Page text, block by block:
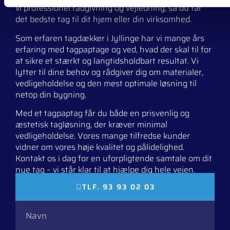
vi professionel rådgivning og vejledning, så du får
det bedste tag til dit hjem eller din virksomhed.
Som erfaren tagdækker i Jyllinge har vi mange års
erfaring med tagpaptage og ved, hvad der skal til for
at sikre et stærkt og langtidsholdbart resultat. Vi
lytter til dine behov og rådgiver dig om materialer,
vedligeholdelse og den mest optimale løsning til
netop din bygning.
Med et tagpaptag får du både en prisvenlig og
æstetisk tagløsning, der kræver minimal
vedligeholdelse. Vores mange tilfredse kunder
vidner om vores høje kvalitet og pålidelighed.
Kontakt os i dag for en uforpligtende samtale om dit
nye tag – vi står klar til at hjælpe dig hele vejen.
TLF. 93 93 02 03